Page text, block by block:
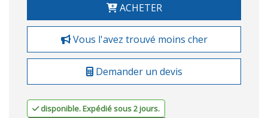
ACHETER
Vous l'avez trouvé moins cher
Demander un devis
disponible. Expédié sous 2 jours.